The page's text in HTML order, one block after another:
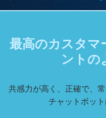
最高のカスタマ
ントの
共感力が高く、正確で、
チャットボット